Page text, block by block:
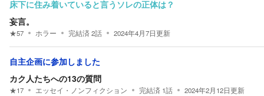
床下に住み着いていると言うソレの正体は？
妄言。
★57 ホラー 完結済2話 2024年4月7日更新
自主企画に参加しました
カク人たちへの13の質問
★17 エッセイ・ノンフィクション 完結済 1話 2024年2月12日更新